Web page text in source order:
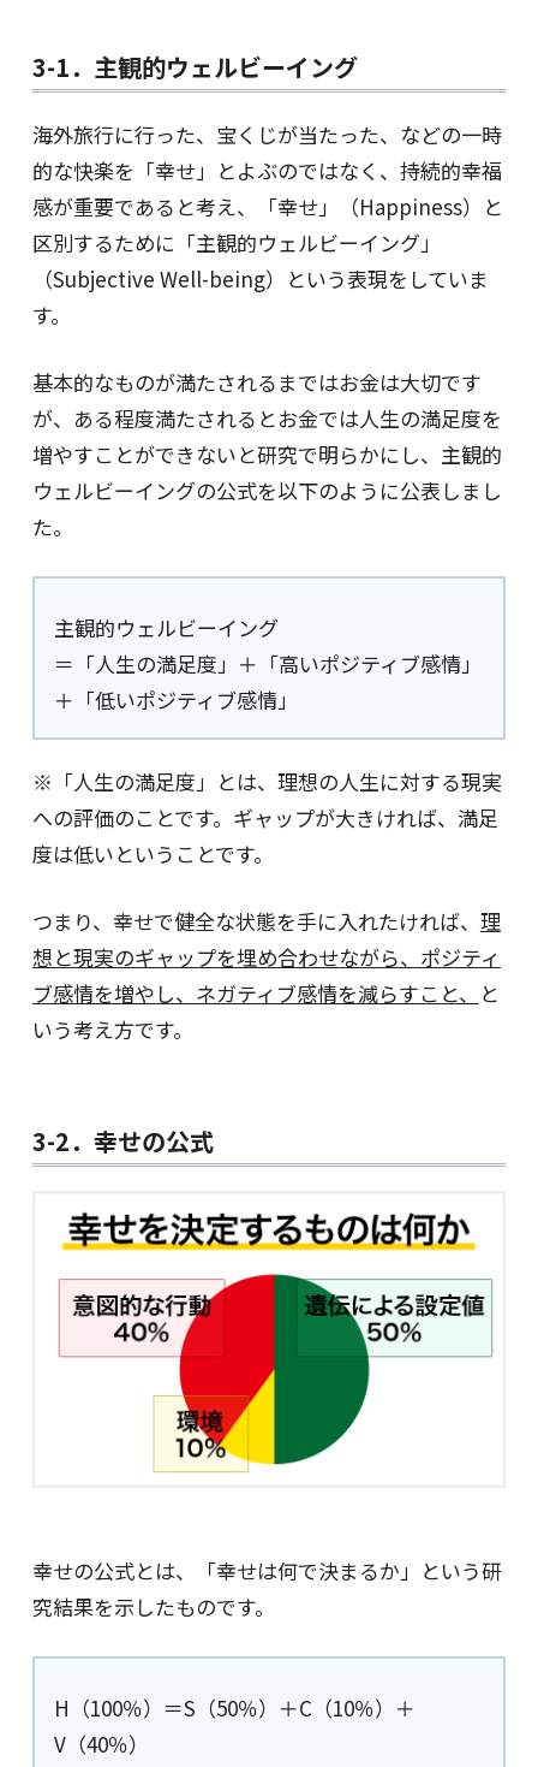
3-1．主観的ウェルビーイング
海外旅行に行った、宝くじが当たった、などの一時
的な快楽を「幸せ」とよぶのではなく、持続的幸福
感が重要であると考え、「幸せ」（Happiness）と
区別するために「主観的ウェルビーイング」
（Subjective Well-being）という表現をしていま
す。
基本的なものが満たされるまではお金は大切です
が、ある程度満たされるとお金では人生の満足度を
増やすことができないと研究で明らかにし、主観的
ウェルビーイングの公式を以下のように公表しまし
た。
主観的ウェルビーイング
＝「人生の満足度」＋「高いポジティブ感情」
＋「低いポジティブ感情」
※「人生の満足度」とは、理想の人生に対する現実
への評価のことです。ギャップが大きければ、満足
度は低いということです。
つまり、幸せで健全な状態を手に入れたければ、 理
想と現実のギャップを埋め合わせながら、ポジティ
ブ感情を増やし、ネガティブ感情を減らすこと、 と
いう考え方です。
3-2．幸せの公式
幸せの公式とは、「幸せは何で決まるか」という研
究結果を示したものです。
H（100％）＝S（50％）＋C（10％）＋
V（40％）